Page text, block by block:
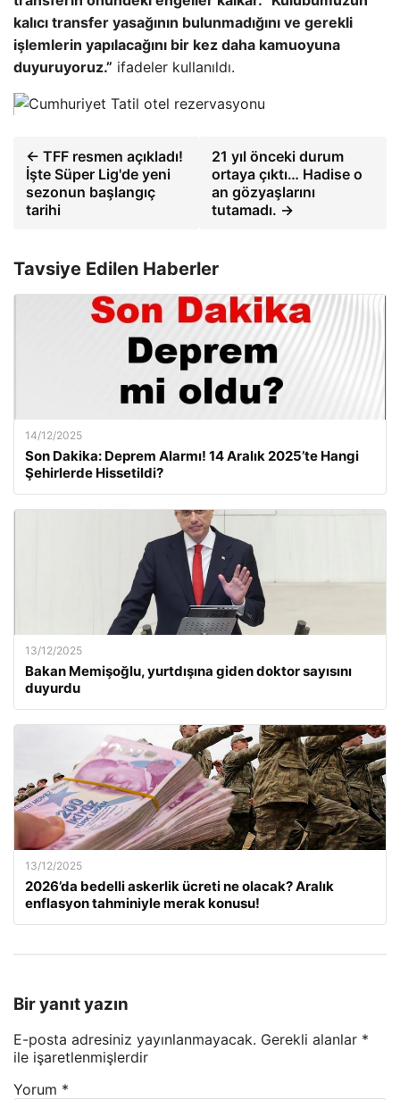
kalıcı transfer yasağının bulunmadığını ve gerekli
işlemlerin yapılacağını bir kez daha kamuoyuna
duyuruyoruz.” ifadeler kullanıldı.
← TFF resmen açıkladı!
İşte Süper Lig'de yeni
sezonun başlangıç ​​
tarihi
21 yıl önceki durum
ortaya çıktı… Hadise o
an gözyaşlarını
tutamadı. →
Tavsiye Edilen Haberler
14/12/2025
Son Dakika: Deprem Alarmı! 14 Aralık 2025’te Hangi
Şehirlerde Hissetildi?
13/12/2025
Bakan Memişoğlu, yurtdışına giden doktor sayısını
duyurdu
13/12/2025
2026’da bedelli askerlik ücreti ne olacak? Aralık
enflasyon tahminiyle merak konusu!
Bir yanıt yazın
E-posta adresiniz yayınlanmayacak. Gerekli alanlar *
ile işaretlenmişlerdir
Yorum *